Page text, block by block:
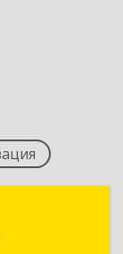
учета"